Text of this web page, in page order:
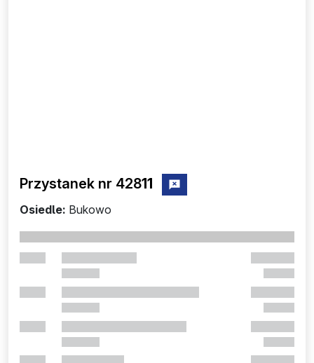
Przystanek nr 42811 zgłoś przystanek nr 42811
Osiedle: Bukowo